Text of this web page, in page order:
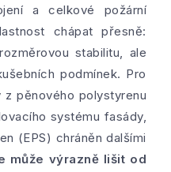
a celkové požární
chápat přesně:
stabilitu, ale
podmínek. Pro
pěnového polystyrenu
systému fasády,
(EPS) chráněn dalšími
může výrazně lišit od